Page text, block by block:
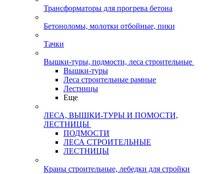
Трансформаторы для прогрева бетона
Бетоноломы, молотки отбойные, пики
Тачки
Вышки-туры, подмости, леса строительные
Вышки-туры
Леса строительные рамные
Лестницы
Еще
ЛЕСА, ВЫШКИ-ТУРЫ И ПОМОСТИ,
ЛЕСТНИЦЫ
ПОДМОСТИ
ЛЕСА СТРОИТЕЛЬНЫЕ
ЛЕСТНИЦЫ
Краны строительные, лебедки для стройки